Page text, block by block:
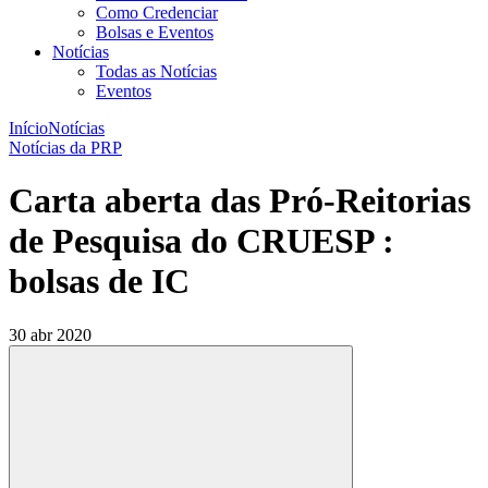
Como Credenciar
Bolsas e Eventos
Notícias
Todas as Notícias
Eventos
InícioNotícias
Notícias da PRP
Carta aberta das Pró-Reitorias
de Pesquisa do CRUESP :
bolsas de IC
30 abr 2020